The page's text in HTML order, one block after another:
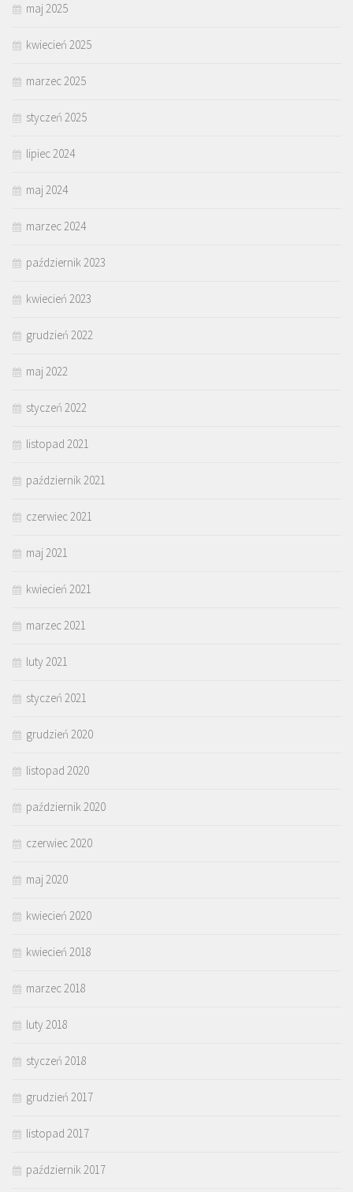
maj 2025
kwiecień 2025
marzec 2025
styczeń 2025
lipiec 2024
maj 2024
marzec 2024
październik 2023
kwiecień 2023
grudzień 2022
maj 2022
styczeń 2022
listopad 2021
październik 2021
czerwiec 2021
maj 2021
kwiecień 2021
marzec 2021
luty 2021
styczeń 2021
grudzień 2020
listopad 2020
październik 2020
czerwiec 2020
maj 2020
kwiecień 2020
kwiecień 2018
marzec 2018
luty 2018
styczeń 2018
grudzień 2017
listopad 2017
październik 2017